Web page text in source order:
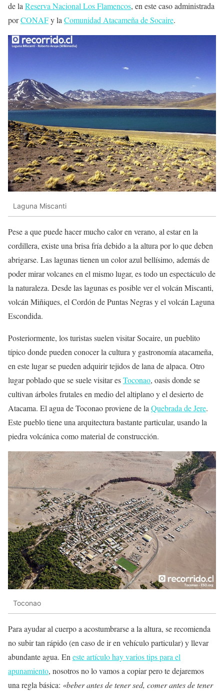
de laReserva Nacional Los Flamencos, en este caso administrada
porCONAFy laComunidad Atacameña de Socaire.
Laguna Miscanti
Pese a que puede hacer mucho calor en verano, al estar en la
cordillera, existe una brisa fría debido a la altura por lo que deben
abrigarse. Las lagunas tienen un color azul bellísimo, además de
poder mirar volcanes en el mismo lugar, es todo un espectáculo de
la naturaleza. Desde las lagunas es posible ver el volcán Miscanti,
volcán Miñiques, el Cordón de Puntas Negras y el volcán Laguna
Escondida.
Posteriormente, los turistas suelen visitar Socaire, un pueblito
típico donde pueden conocer la cultura y gastronomía atacameña,
en este lugar se pueden adquirir tejidos de lana de alpaca. Otro
lugar poblado que se suele visitar esToconao, oasis donde se
cultivan árboles frutales en medio del altiplano y el desierto de
Atacama. El agua de Toconao proviene de laQuebrada de Jere.
Este pueblo tiene una arquitectura bastante particular, usando la
piedra volcánica como material de construcción.
Toconao
Para ayudar al cuerpo a acostumbrarse a la altura, se recomienda
no subir tan rápido (en caso de ir en vehículo particular) y llevar
abundante agua. Eneste artículo hay varios tips para el
apunamiento, nosotros no lo vamos a copiar pero te dejaremos
una regla básica: «beber antes de tener sed, comer antes de tener